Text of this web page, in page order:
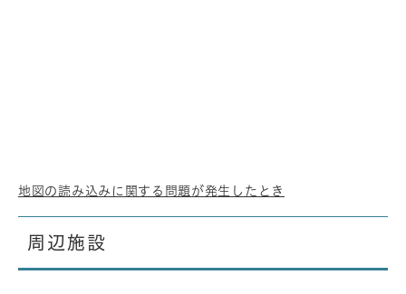
地図の読み込みに関する問題が発生したとき
周辺施設